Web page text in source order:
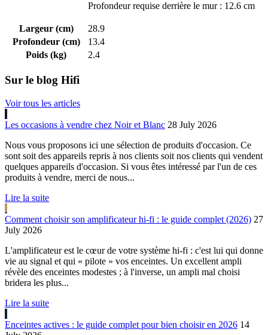
Profondeur requise derrière le mur : 12.6 cm
Largeur (cm)
28.9
Profondeur (cm)
13.4
Poids (kg)
2.4
Sur le blog Hifi
Voir tous les articles
Les occasions à vendre chez Noir et Blanc 28 July 2026
Nous vous proposons ici une sélection de produits d'occasion. Ce
sont soit des appareils repris à nos clients soit nos clients qui vendent
quelques appareils d'occasion. Si vous êtes intéressé par l'un de ces
produits à vendre, merci de nous...
Lire la suite
Comment choisir son amplificateur hi-fi : le guide complet (2026) 27
July 2026
L'amplificateur est le cœur de votre système hi-fi : c'est lui qui donne
vie au signal et qui « pilote » vos enceintes. Un excellent ampli
révèle des enceintes modestes ; à l'inverse, un ampli mal choisi
bridera les plus...
Lire la suite
Enceintes actives : le guide complet pour bien choisir en 2026 14